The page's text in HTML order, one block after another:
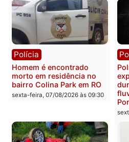
Polícia
Casal é preso pela PRF
com mais de 72 quilos de
mercúrio escondidos em
estepe em Porto Velho